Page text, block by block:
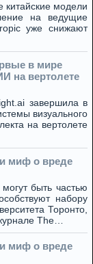
китайские модели
на ведущие
уже снижают
в мире
на вертолете
завершила в
визуального
на вертолете
миф о вреде
быть частью
набору
Торонто,
The…
миф о вреде